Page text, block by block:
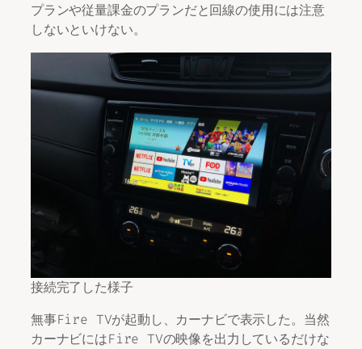
プランや従量課金のプランだと回線の使用には注意
しないといけない。
接続完了した様子
無事Fire TVが起動し、カーナビで表示した。当然
カーナビにはFire TVの映像を出力しているだけな